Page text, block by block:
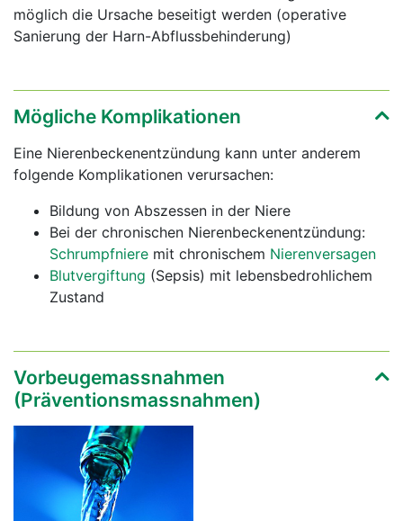
möglich die Ursache beseitigt werden (operative
Sanierung der Harn-Abflussbehinderung)
Mögliche Komplikationen
Eine Nierenbeckenentzündung kann unter anderem
folgende Komplikationen verursachen:
Bildung von Abszessen in der Niere
Bei der chronischen Nierenbeckenentzündung:
Schrumpfniere mit chronischem Nierenversagen
Blutvergiftung (Sepsis) mit lebensbedrohlichem
Zustand
Vorbeugemassnahmen
(Präventionsmassnahmen)